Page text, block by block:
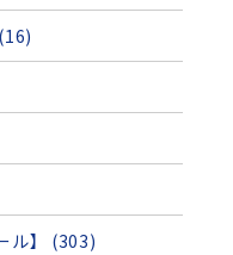
ル】 (303)